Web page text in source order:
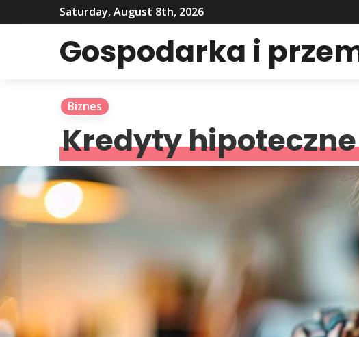
Saturday, August 8th, 2026
Gospodarka i
Biznes
Kredyty